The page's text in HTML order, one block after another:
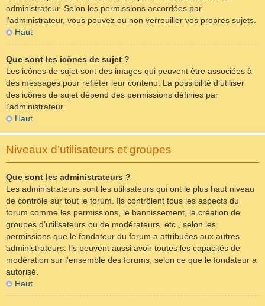
administrateur. Selon les permissions accordées par
l’administrateur, vous pouvez ou non verrouiller vos propres sujets.
Haut
Que sont les icônes de sujet ?
Les icônes de sujet sont des images qui peuvent être associées à
des messages pour refléter leur contenu. La possibilité d’utiliser
des icônes de sujet dépend des permissions définies par
l’administrateur.
Haut
Niveaux d’utilisateurs et groupes
Que sont les administrateurs ?
Les administrateurs sont les utilisateurs qui ont le plus haut niveau
de contrôle sur tout le forum. Ils contrôlent tous les aspects du
forum comme les permissions, le bannissement, la création de
groupes d’utilisateurs ou de modérateurs, etc., selon les
permissions que le fondateur du forum a attribuées aux autres
administrateurs. Ils peuvent aussi avoir toutes les capacités de
modération sur l’ensemble des forums, selon ce que le fondateur a
autorisé.
Haut